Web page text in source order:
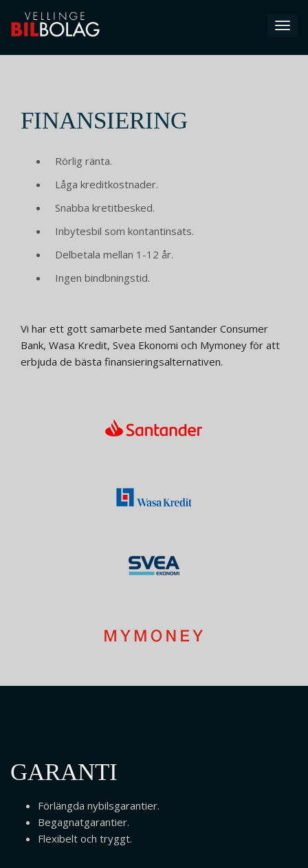
FINANSIERING
Rörlig ränta.
Låga kreditkostnader.
Snabba kretitbesked.
Inbytesbil som kontantinsats.
Delbetala mellan 1-12 år.
Ingen bindbningstid.
Vi har ett gott samarbete med Santander Consumer
Bank, Wasa Kredit, Svea Ekonomi och Mymoney för att
erbjuda de bästa finansieringsalternativen.
GARANTI
Förlängda nybilsgarantier.
Begagnatgarantier.
Flexibelt och tryggt.